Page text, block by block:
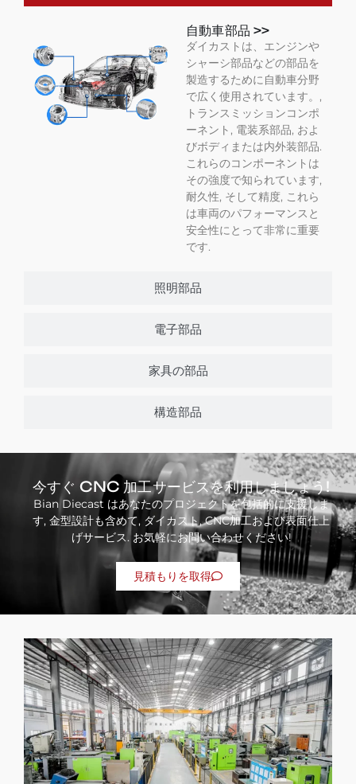
照明部品
電子部品
家具の部品
構造部品
自動車部品 >>
ダイカストは、エンジンや
シャーシ部品などの部品を
製造するために自動車分野
で広く使用されています。,
トランスミッションコンポ
ーネント, 電装系部品, およ
びボディまたは内外装部品.
これらのコンポーネントは
その強度で知られています,
耐久性, そして精度, これら
は車両のパフォーマンスと
安全性にとって非常に重要
です.
今すぐ CNC 加工サービスを利用しましょう!
Bian Diecast はあなたのプロジェクトを包括的に支援しま
す, 金型設計も含めて, ダイカスト, CNC加工および表面仕上
げサービス. お気軽にお問い合わせください!
見積もりを取得